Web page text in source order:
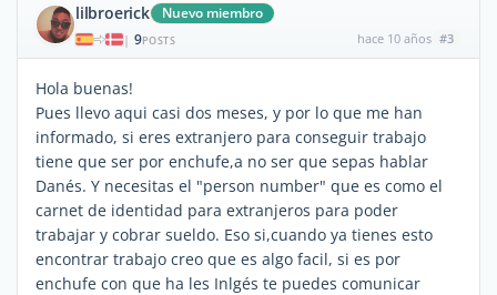
lilbroerick Nuevo miembro
| 9POSTS hace 10 años #3
Hola buenas!
Pues llevo aqui casi dos meses, y por lo que me han
informado, si eres extranjero para conseguir trabajo
tiene que ser por enchufe,a no ser que sepas hablar
Danés. Y necesitas el "person number" que es como el
carnet de identidad para extranjeros para poder
trabajar y cobrar sueldo. Eso si,cuando ya tienes esto
encontrar trabajo creo que es algo facil, si es por
enchufe con que ha les Inlgés te puedes comunicar